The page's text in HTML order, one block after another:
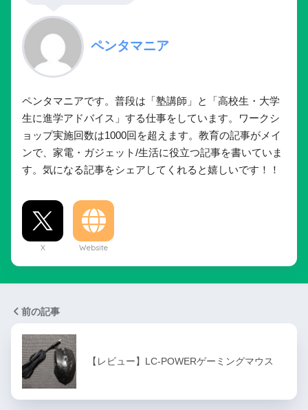
ペンタマニア
ペンタマニアです。普段は「塾講師」と「高校生・大学
生に進学アドバイス」する仕事をしています。ワークシ
ョップ実施回数は1000回を超えます。教育の記事がメイ
ンで、家電・ガジェット/生活に役立つ記事を書いていま
す。気になる記事をシェアしてくれると嬉しいです！！
X Website
前の記事
【レビュー】LC-POWERゲーミングマウス